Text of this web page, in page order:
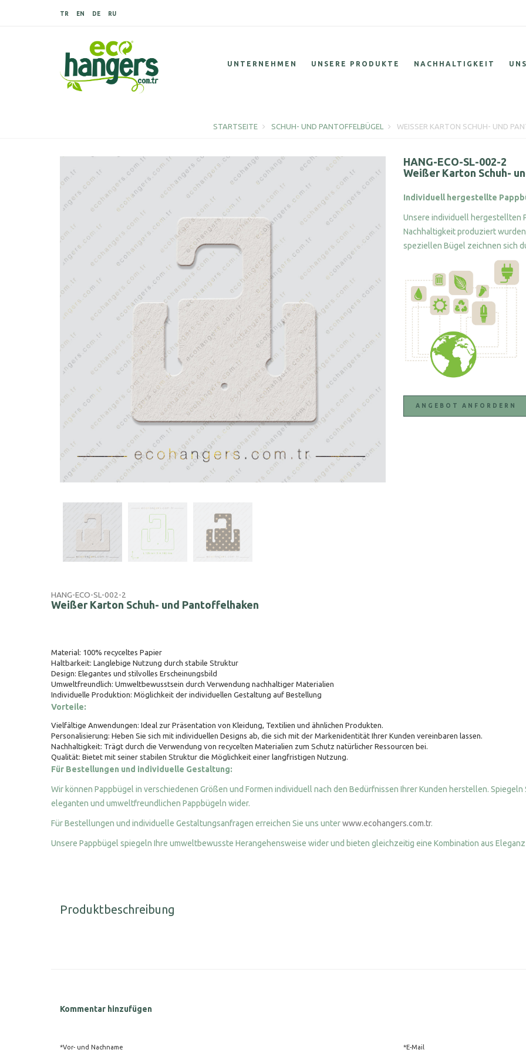
TR EN DE RU
UNTERNEHMEN UNSERE PRODUKTE NACHHALTIGKEIT
STARTSEITE SCHUH- UND PANTOFFELBÜGEL WEISSER KARTON SCHUH- UND
HANG-ECO-SL-002-2
Weißer Karton Schuh-
Individuell hergestellte
Unsere individuell hergestellten
Nachhaltigkeit produziert
speziellen Bügel zeichnen sich
ANGEBOT ANFORDERN
HANG-ECO-SL-002-2
Weißer Karton Schuh- und Pantoffelhaken
Material: 100% recyceltes Papier
Haltbarkeit: Langlebige Nutzung durch stabile Struktur
Design: Elegantes und stilvolles Erscheinungsbild
Umweltfreundlich: Umweltbewusstsein durch Verwendung nachhaltiger Materialien
Individuelle Produktion: Möglichkeit der individuellen Gestaltung auf Bestellung
Vorteile:
Vielfältige Anwendungen: Ideal zur Präsentation von Kleidung, Textilien und ähnlichen Produkten.
Personalisierung: Heben Sie sich mit individuellen Designs ab, die sich mit der Markenidentität Ihrer Kunden vereinbaren lassen.
Nachhaltigkeit: Trägt durch die Verwendung von recycelten Materialien zum Schutz natürlicher Ressourcen bei.
Qualität: Bietet mit seiner stabilen Struktur die Möglichkeit einer langfristigen Nutzung.
Für Bestellungen und individuelle Gestaltung:
Wir können Pappbügel in verschiedenen Größen und Formen individuell nach den Bedürfnissen Ihrer Kunden herstellen.
eleganten und umweltfreundlichen Pappbügeln wider.
Für Bestellungen und individuelle Gestaltungsanfragen erreichen Sie uns unterwww.ecohangers.com.tr.
Unsere Pappbügel spiegeln Ihre umweltbewusste Herangehensweise wider und bieten gleichzeitig eine Kombination aus
Produktbeschreibung
Kommentar hinzufügen
*Vor- und Nachname *E-Mail